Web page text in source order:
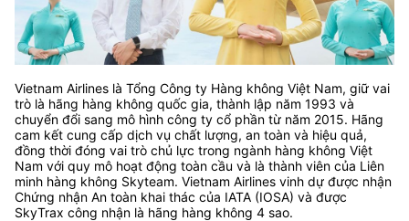
Vietnam Airlines là Tổng Công ty Hàng không Việt Nam, giữ vai
trò là hãng hàng không quốc gia, thành lập năm 1993 và
chuyển đổi sang mô hình công ty cổ phần từ năm 2015. Hãng
cam kết cung cấp dịch vụ chất lượng, an toàn và hiệu quả,
đồng thời đóng vai trò chủ lực trong ngành hàng không Việt
Nam với quy mô hoạt động toàn cầu và là thành viên của Liên
minh hàng không Skyteam. Vietnam Airlines vinh dự được nhận
Chứng nhận An toàn khai thác của IATA (IOSA) và được
SkyTrax công nhận là hãng hàng không 4 sao.